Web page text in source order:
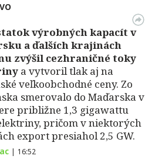
výrobných kapacít v
a ďalších krajinách
zvýšil cezhraničné toky
a vytvoril tlak aj na
veľkoobchodné ceny. Zo
smerovalo do Maďarska v
približne 1,3 gigawattu
pričom v niektorých
export presiahol 2,5 GW.
| 16:52